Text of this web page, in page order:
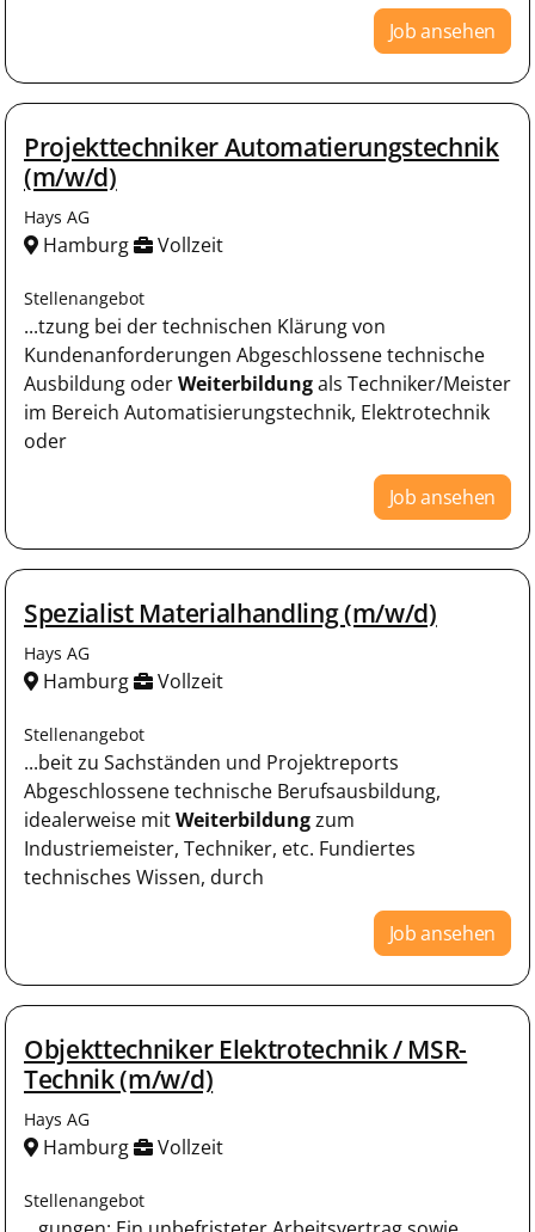
Job ansehen
Projekttechniker Automatierungstechnik
(m/w/d)
Hays AG
Hamburg Vollzeit
Stellenangebot
...tzung bei der technischen Klärung von
Kundenanforderungen Abgeschlossene technische
Ausbildung oderWeiterbildungals Techniker/Meister
im Bereich Automatisierungstechnik, Elektrotechnik
oder
Job ansehen
Spezialist Materialhandling (m/w/d)
Hays AG
Hamburg Vollzeit
Stellenangebot
...beit zu Sachständen und Projektreports
Abgeschlossene technische Berufsausbildung,
idealerweise mitWeiterbildungzum
Industriemeister, Techniker, etc. Fundiertes
technisches Wissen, durch
Job ansehen
Objekttechniker Elektrotechnik / MSR-
Technik (m/w/d)
Hays AG
Hamburg Vollzeit
Stellenangebot